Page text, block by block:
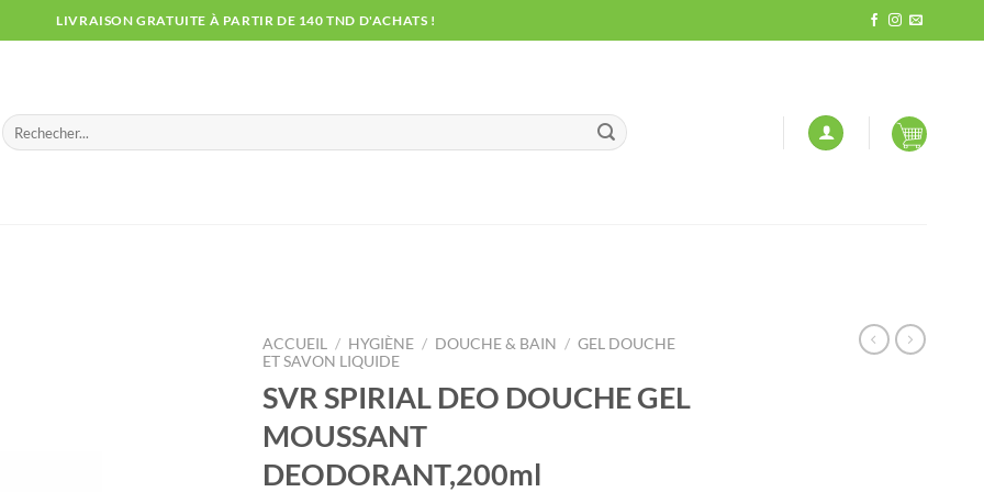
LIVRAISON GRATUITE À PARTIR DE 140 TND D'ACHATS !
Recherche
pour :
ACCUEIL / HYGIÈNE / DOUCHE & BAIN / GEL DOUCHE
ET SAVON LIQUIDE
SVR SPIRIAL DEO DOUCHE GEL
MOUSSANT
DEODORANT,200ml